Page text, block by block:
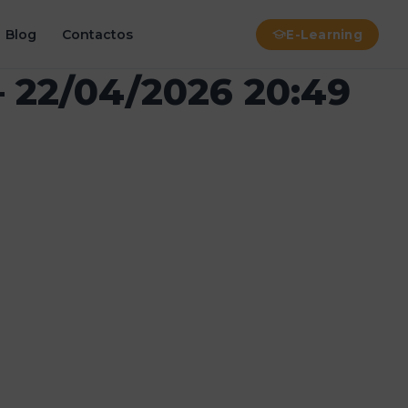
Blog Contactos E-Learning
04/2026 20:49